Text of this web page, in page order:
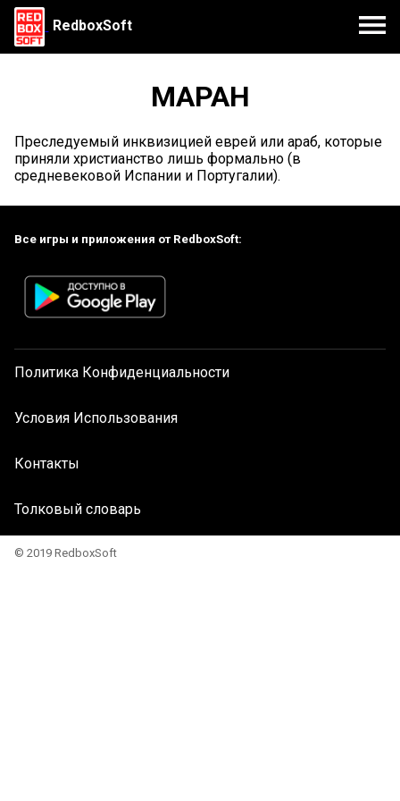
RedboxSoft
МАРАН
Преследуемый инквизицией еврей или араб, которые
приняли христианство лишь формально (в
средневековой Испании и Португалии).
Все игры и приложения от RedboxSoft:
Политика Конфиденциальности
Условия Использования
Контакты
Толковый словарь
© 2019 RedboxSoft